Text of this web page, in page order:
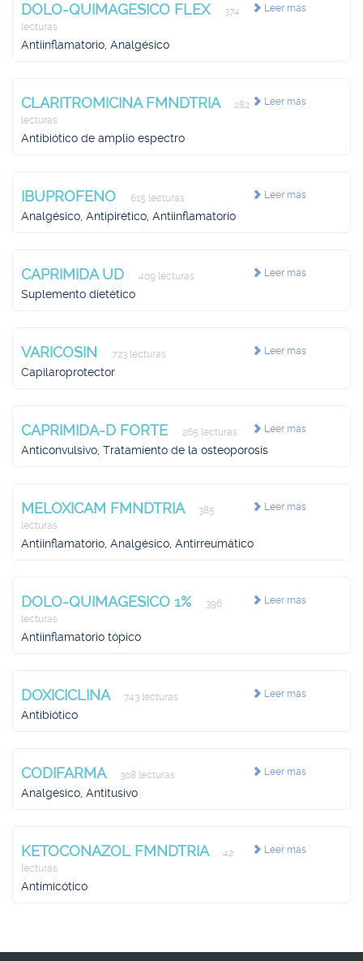
Leer más
DOLO-QUIMAGESICO FLEX
374
lecturas
Antiinflamatorio, Analgésico
Leer más
CLARITROMICINA FMNDTRIA
282
lecturas
Antibiótico de amplio espectro
Leer más
IBUPROFENO 615 lecturas
Analgésico, Antipirético, Antiinflamatorio
Leer más
CAPRIMIDA UD 409 lecturas
Suplemento dietético
Leer más
VARICOSIN 723 lecturas
Capilaroprotector
Leer más
CAPRIMIDA-D FORTE 265 lecturas
Anticonvulsivo, Tratamiento de la osteoporosis
Leer más
MELOXICAM FMNDTRIA
385
lecturas
Antiinflamatorio, Analgésico, Antirreumático
Leer más
DOLO-QUIMAGESICO 1%
396
lecturas
Antiinflamatorio tópico
Leer más
DOXICICLINA 743 lecturas
Antibiótico
Leer más
CODIFARMA 308 lecturas
Analgésico, Antitusivo
Leer más
KETOCONAZOL FMNDTRIA
42
lecturas
Antimicótico